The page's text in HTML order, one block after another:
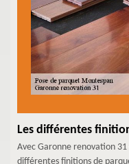
Les différentes
Avec Garonne renovation
différentes finitions de